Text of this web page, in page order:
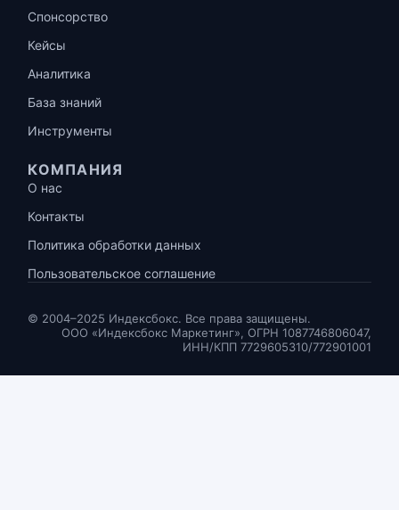
Спонсорство
Кейсы
Аналитика
База знаний
Инструменты
КОМПАНИЯ
О нас
Контакты
Политика обработки данных
Пользовательское соглашение
© 2004–2025 Индексбокс. Все права защищены.
ООО «Индексбокс Маркетинг», ОГРН 1087746806047,
ИНН/КПП 7729605310/772901001